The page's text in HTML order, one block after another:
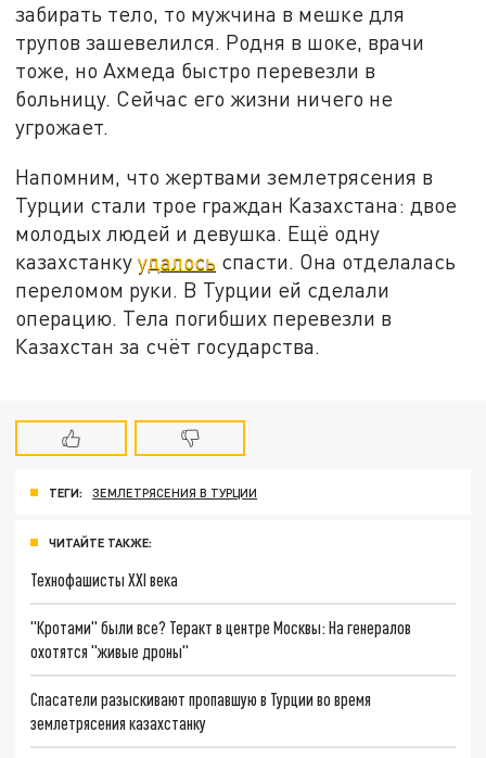
забирать тело, то мужчина в мешке для
трупов зашевелился. Родня в шоке, врачи
тоже, но Ахмеда быстро перевезли в
больницу. Сейчас его жизни ничего не
угрожает.
Напомним, что жертвами землетрясения в
Турции стали трое граждан Казахстана: двое
молодых людей и девушка. Ещё одну
казахстанкуудалось спасти. Она отделалась
переломом руки. В Турции ей сделали
операцию. Тела погибших перевезли в
Казахстан за счёт государства.
ТЕГИ: ЗЕМЛЕТРЯСЕНИЯ В ТУРЦИИ
ЧИТАЙТЕ ТАКЖЕ:
Технофашисты XXI века
"Кротами" были все? Теракт в центре Москвы: На генералов
охотятся "живые дроны"
Спасатели разыскивают пропавшую в Турции во время
землетрясения казахстанку